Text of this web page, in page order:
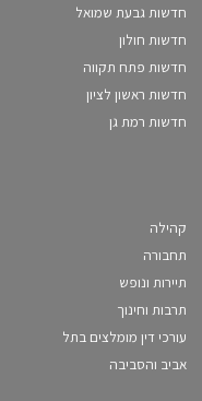
חדשות גבעת שמואל
חדשות חולון
חדשות פתח תקווה
חדשות ראשון לציון
חדשות רמת גן
קהילה
תחבורה
תיירות ונופש
תרבות וחינוך
עורכי דין מומלצים בתל
אביב והסביבה